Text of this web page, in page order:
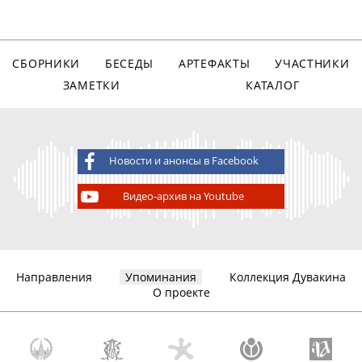
СБОРНИКИ БЕСЕДЫ АРТЕФАКТЫ
УЧАСТНИКИ
ЗАМЕТКИ
КАТАЛОГ
Новости и анонсы в Facebook
Видео-архив на Youtube
Направления Упоминания
Коллекция Дувакина
О проекте